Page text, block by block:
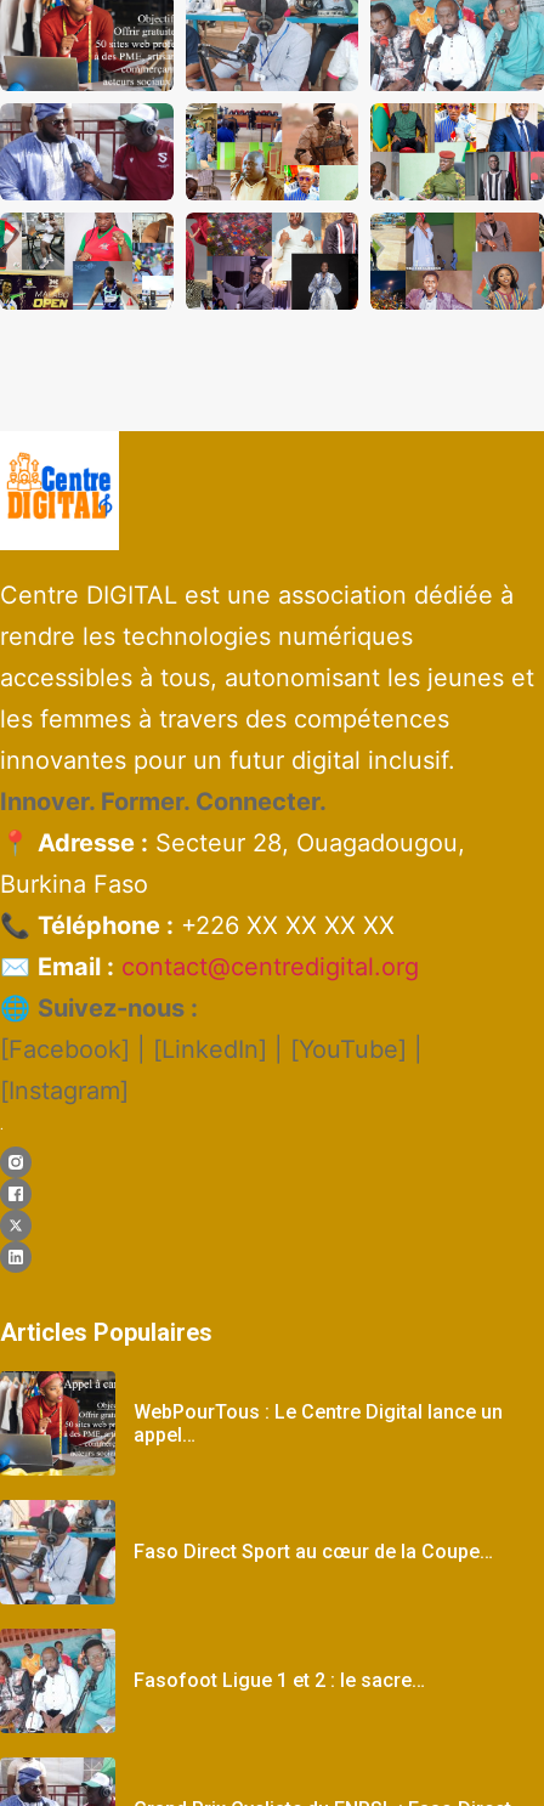
Centre DIGITAL est une association dédiée à
rendre les technologies numériques
accessibles à tous, autonomisant les jeunes et
les femmes à travers des compétences
innovantes pour un futur digital inclusif.
Innover. Former. Connecter.
📍 Adresse : Secteur 28, Ouagadougou,
Burkina Faso
📞 Téléphone : +226 XX XX XX XX
✉️ Email : contact@centredigital.org
🌐 Suivez-nous :
[Facebook] | [LinkedIn] | [YouTube] |
[Instagram]
.
Articles Populaires
WebPourTous : Le Centre Digital lance un
appel…
Faso Direct Sport au cœur de la Coupe…
Fasofoot Ligue 1 et 2 : le sacre…